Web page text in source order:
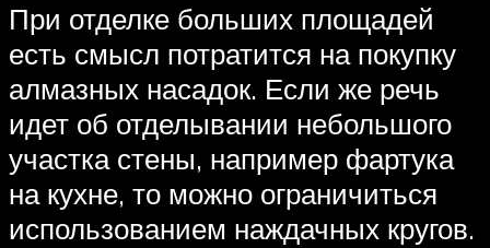
При отделке больших площадей
есть смысл потратится на покупку
алмазных насадок. Если же речь
идет об отделывании небольшого
участка стены, например фартука
на кухне, то можно ограничиться
использованием наждачных кругов.